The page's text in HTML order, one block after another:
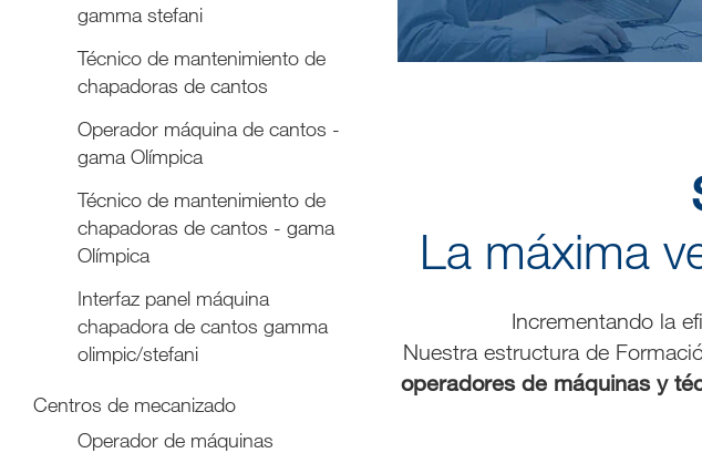
gamma stefani
Técnico de mantenimiento de
chapadoras de cantos
Operador máquina de cantos -
gama Olímpica
Técnico de mantenimiento de
chapadoras de cantos - gama
Olímpica
Interfaz panel máquina
chapadora de cantos gamma
olimpic/stefani
Centros de mecanizado
Operador de máquinas
La máxima
Incrementando la
Nuestra estructura de
operadores de máquinas y